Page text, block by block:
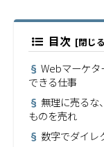
目次
Webマーケタ
できる仕事
無理に売るな
ものを売れ
数字でダイレ